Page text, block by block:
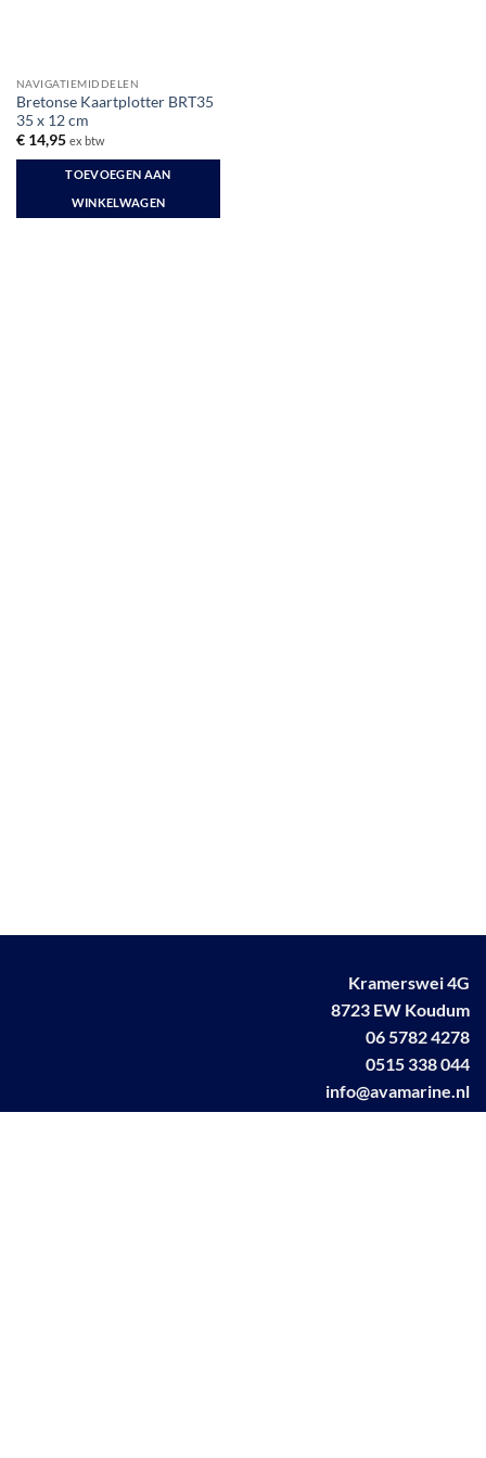
NAVIGATIEMIDDELEN
Bretonse Kaartplotter BRT35
35 x 12 cm
€14,95 ex btw
TOEVOEGEN AAN
WINKELWAGEN
Kramerswei 4G
8723 EW Koudum
06 5782 4278
0515 338 044
info@avamarine.nl